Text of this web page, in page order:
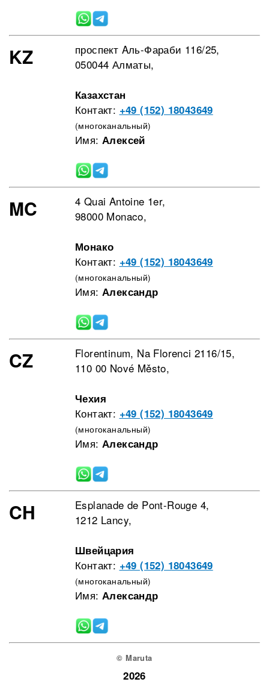
KZ
проспект Aль-Фараби 116/25,
050044 Алматы,
Казахстан
Контакт: +49 (152) 18043649
(многоканальный)
Имя: Алексей
MC
4 Quai Antoine 1er,
98000 Monaco,
Монако
Контакт: +49 (152) 18043649
(многоканальный)
Имя: Александр
CZ
Florentinum, Na Florenci 2116/15,
110 00 Nové Město,
Чехия
Контакт: +49 (152) 18043649
(многоканальный)
Имя: Александр
CH
Esplanade de Pont-Rouge 4,
1212 Lancy,
Швейцария
Контакт: +49 (152) 18043649
(многоканальный)
Имя: Александр
© Maruta
2026